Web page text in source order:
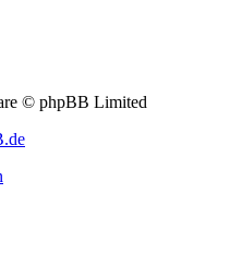
© phpBB Limited